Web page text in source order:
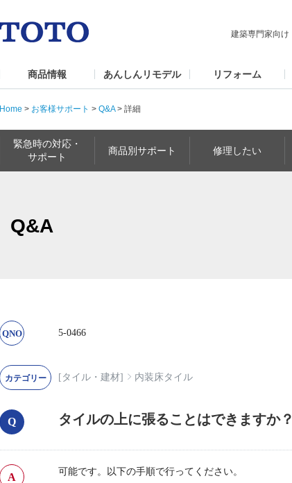
建築専門家向け
商品情報 あんしんリモデル リフォーム
Home > お客様サポート > Q&A> 詳細
緊急時の対応・
サポート
商品別サポート 修理したい
Q&A
5-0466
[タイル・建材] 内装床タイル
タイルの上に張ることはできますか？
可能です。以下の手順で行ってください。